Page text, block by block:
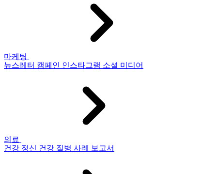
마케팅
뉴스레터 캠페인 인스타그램 소셜 미디어
의료
건강 정신 건강 질병 사례 보고서